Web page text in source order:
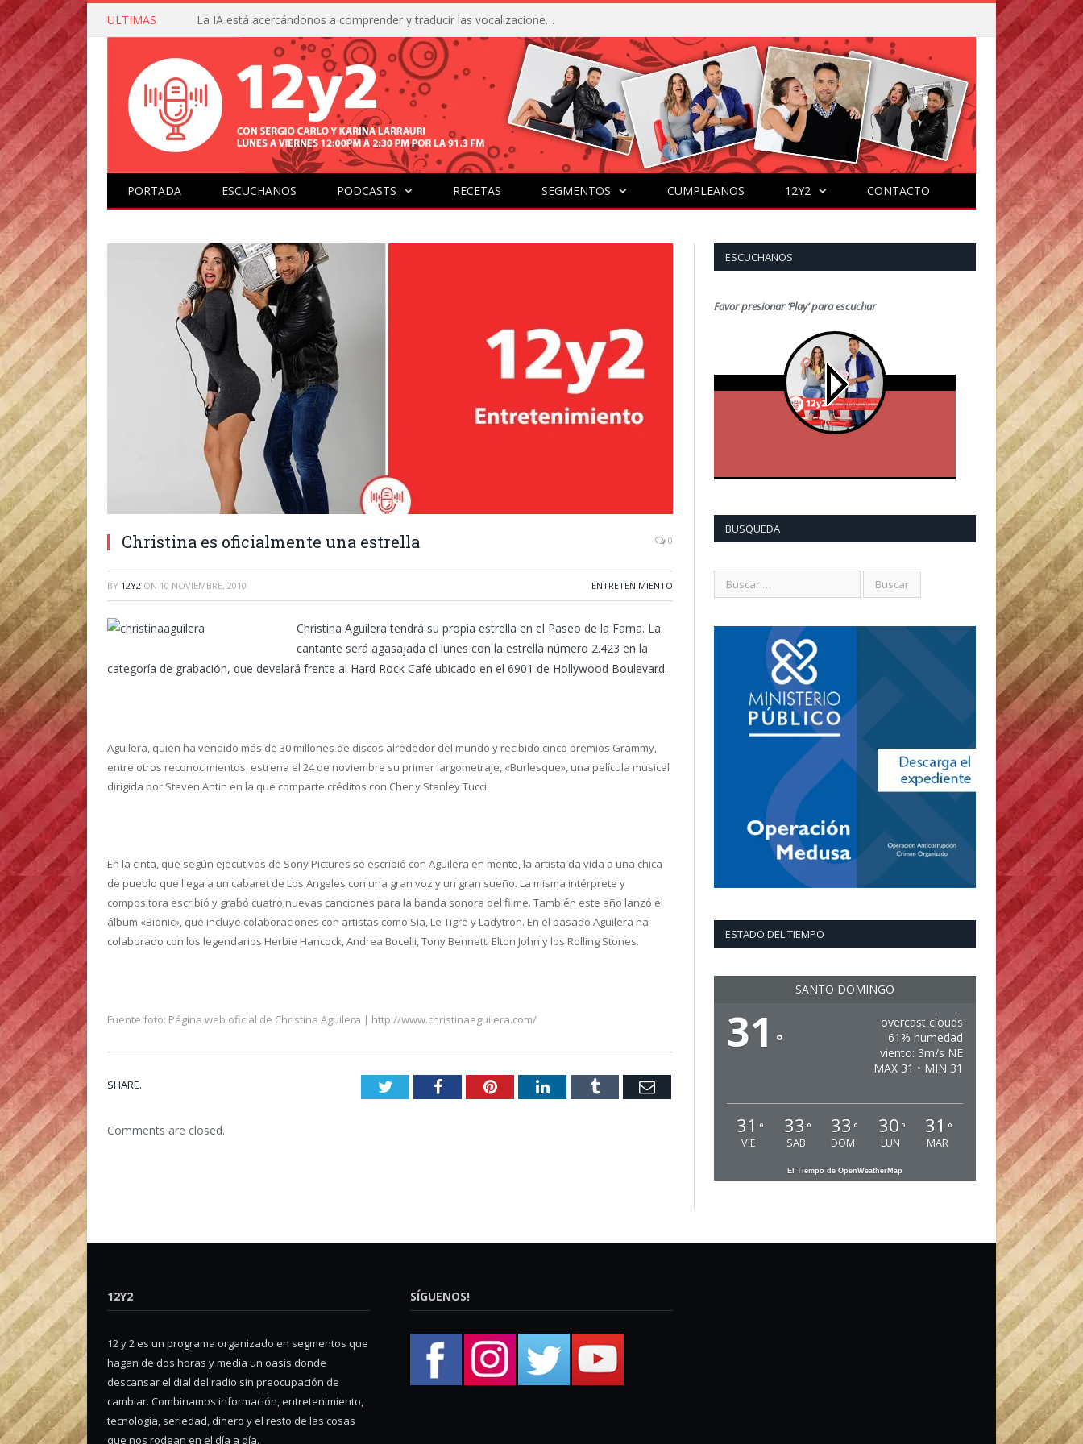
ULTIMAS La IA está acercándonos a comprender y traducir las vocalizaciones y comportamientos de nuestras mascotas
PORTADA ESCUCHANOS PODCASTS RECETAS SEGMENTOS CUMPLEAÑOS 12Y2 CONTACTO
Christina es oficialmente una estrella 0
BY 12Y2 ON 10 NOVIEMBRE, 2010 ENTRETENIMIENTO
Christina Aguilera tendrá su propia estrella en el Paseo de la Fama. La
cantante será agasajada el lunes con la estrella número 2.423 en la
categoría de grabación, que develará frente al Hard Rock Café ubicado en el 6901 de Hollywood Boulevard.
Aguilera, quien ha vendido más de 30 millones de discos alrededor del mundo y recibido cinco premios Grammy,
entre otros reconocimientos, estrena el 24 de noviembre su primer largometraje, «Burlesque», una película musical
dirigida por Steven Antin en la que comparte créditos con Cher y Stanley Tucci.
En la cinta, que según ejecutivos de Sony Pictures se escribió con Aguilera en mente, la artista da vida a una chica
de pueblo que llega a un cabaret de Los Angeles con una gran voz y un gran sueño. La misma intérprete y
compositora escribió y grabó cuatro nuevas canciones para la banda sonora del filme. También este año lanzó el
álbum «Bionic», que incluye colaboraciones con artistas como Sia, Le Tigre y Ladytron. En el pasado Aguilera ha
colaborado con los legendarios Herbie Hancock, Andrea Bocelli, Tony Bennett, Elton John y los Rolling Stones.
Fuente foto: Página web oficial de Christina Aguilera | http://www.christinaaguilera.com/
SHARE. TwitterFacebookPinterestLinkedInTumblr Email
Comments are closed.
ESCUCHANOS
Favor presionar ‘Play’ para escuchar
BUSQUEDA
ESTADO DEL TIEMPO
SANTO DOMINGO
31 °
overcast clouds
61% humedad
viento: 3m/s NE
MAX 31 • MIN 31
31 °
VIE
33 °
SAB
33 °
DOM
30 °
LUN
31 °
MAR
El Tiempo de OpenWeatherMap
12Y2
12 y 2 es un programa organizado en segmentos que
hagan de dos horas y media un oasis donde
descansar el dial del radio sin preocupación de
cambiar. Combinamos información, entretenimiento,
tecnología, seriedad, dinero y el resto de las cosas
que nos rodean en el día a día.
SÍGUENOS!